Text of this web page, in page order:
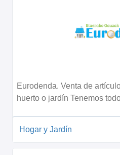
Eurodenda. Venta de
huerto o jardín Tenemos
Hogar y Jardín